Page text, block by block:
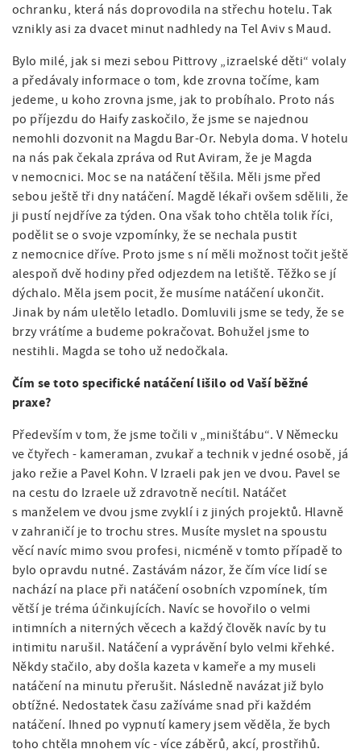
ochranku, která nás doprovodila na střechu hotelu. Tak
vznikly asi za dvacet minut nadhledy na Tel Aviv s Maud.
Bylo milé, jak si mezi sebou Pittrovy „izraelské děti“ volaly
a předávaly informace o tom, kde zrovna točíme, kam
jedeme, u koho zrovna jsme, jak to probíhalo. Proto nás
po příjezdu do Haify zaskočilo, že jsme se najednou
nemohli dozvonit na Magdu Bar-Or. Nebyla doma. V hotelu
na nás pak čekala zpráva od Rut Aviram, že je Magda
v nemocnici. Moc se na natáčení těšila. Měli jsme před
sebou ještě tři dny natáčení. Magdě lékaři ovšem sdělili, že
ji pustí nejdříve za týden. Ona však toho chtěla tolik říci,
podělit se o svoje vzpomínky, že se nechala pustit
z nemocnice dříve. Proto jsme s ní měli možnost točit ještě
alespoň dvě hodiny před odjezdem na letiště. Těžko se jí
dýchalo. Měla jsem pocit, že musíme natáčení ukončit.
Jinak by nám uletělo letadlo. Domluvili jsme se tedy, že se
brzy vrátíme a budeme pokračovat. Bohužel jsme to
nestihli. Magda se toho už nedočkala.
Čím se toto specifické natáčení lišilo od Vaší běžné
praxe?
Především v tom, že jsme točili v „miništábu“. V Německu
ve čtyřech - kameraman, zvukař a technik v jedné osobě, já
jako režie a Pavel Kohn. V Izraeli pak jen ve dvou. Pavel se
na cestu do Izraele už zdravotně necítil. Natáčet
s manželem ve dvou jsme zvyklí i z jiných projektů. Hlavně
v zahraničí je to trochu stres. Musíte myslet na spoustu
věcí navíc mimo svou profesi, nicméně v tomto případě to
bylo opravdu nutné. Zastávám názor, že čím více lidí se
nachází na place při natáčení osobních vzpomínek, tím
větší je tréma účinkujících. Navíc se hovořilo o velmi
intimních a niterných věcech a každý člověk navíc by tu
intimitu narušil. Natáčení a vyprávění bylo velmi křehké.
Někdy stačilo, aby došla kazeta v kameře a my museli
natáčení na minutu přerušit. Následně navázat již bylo
obtížné. Nedostatek času zažíváme snad při každém
natáčení. Ihned po vypnutí kamery jsem věděla, že bych
toho chtěla mnohem víc - více záběrů, akcí, prostřihů.